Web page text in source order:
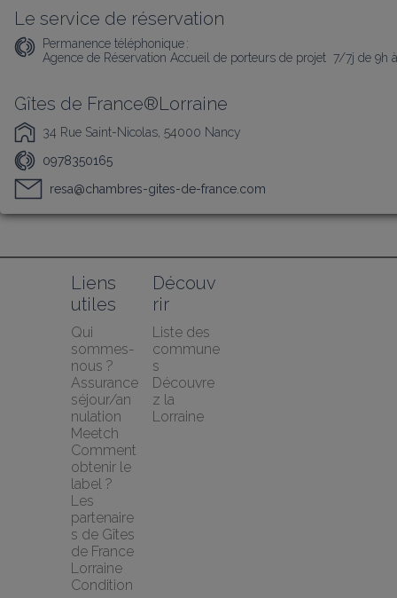
Le service de réservation
Permanence téléphonique :
Agence de Réservation Accueil de porteurs de projet  7/7j de 9h
Gîtes de France®Lorraine
34 Rue Saint-Nicolas, 54000 Nancy
0978350165
resa@chambres-gites-de-france.com
Liens
utiles
Qui
sommes-
nous ?
Assurance
séjour/an
nulation
Meetch
Comment
obtenir le
label ?
Les
partenaire
s de Gîtes
de France
Lorraine
Condition
Découv
rir
Liste des
commune
s
Découvre
z la
Lorraine